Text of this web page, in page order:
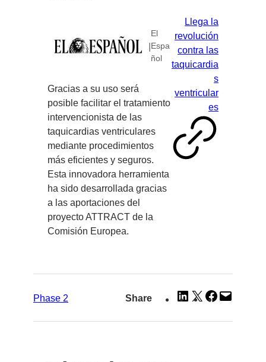
|
El
Espa
ñol
Gracias a su uso será
posible facilitar el tratamiento
intervencionista de las
taquicardias ventriculares
mediante procedimientos
más eficientes y seguros.
Esta innovadora herramienta
ha sido desarrollada gracias
a las aportaciones del
proyecto ATTRACT de la
Comisión Europea.
Llega la
revolución
contra las
taquicardia
s
ventricular
es
Phase 2 Share
Share
LinkedIn
Share
X
Share
Facebook
Page